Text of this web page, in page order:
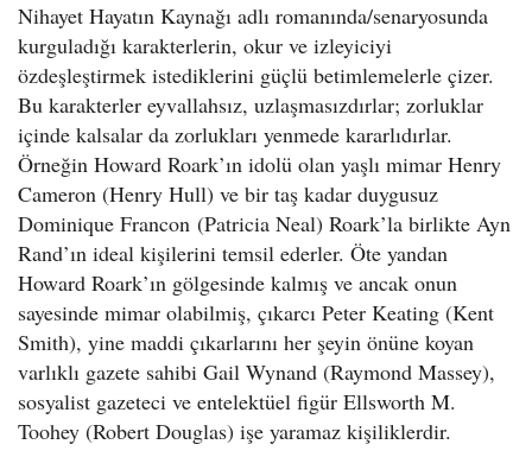
Nihayet Hayatın Kaynağı adlı romanında/senaryosunda
kurguladığı karakterlerin, okur ve izleyiciyi
özdeşleştirmek istediklerini güçlü betimlemelerle çizer.
Bu karakterler eyvallahsız, uzlaşmasızdırlar; zorluklar
içinde kalsalar da zorlukları yenmede kararlıdırlar.
Örneğin Howard Roark’ın idolü olan yaşlı mimar Henry
Cameron (Henry Hull) ve bir taş kadar duygusuz
Dominique Francon (Patricia Neal) Roark’la birlikte Ayn
Rand’ın ideal kişilerini temsil ederler. Öte yandan
Howard Roark’ın gölgesinde kalmış ve ancak onun
sayesinde mimar olabilmiş, çıkarcı Peter Keating (Kent
Smith), yine maddi çıkarlarını her şeyin önüne koyan
varlıklı gazete sahibi Gail Wynand (Raymond Massey),
sosyalist gazeteci ve entelektüel figür Ellsworth M.
Toohey (Robert Douglas) işe yaramaz kişiliklerdir.